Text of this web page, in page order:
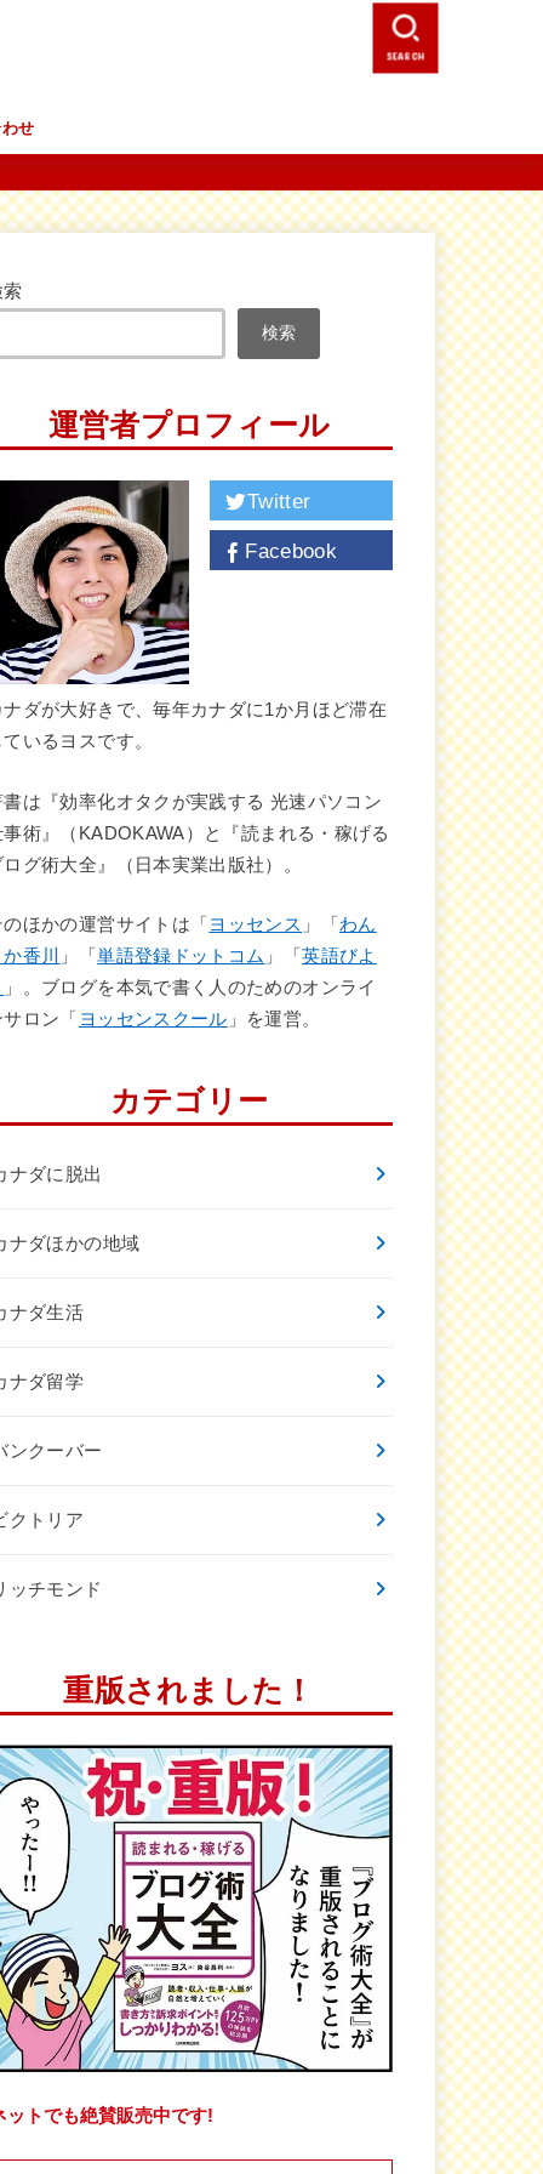
せ
SEARCH
索
検索
運営者プロフィール
Twitter
Facebook
ナダが大好きで、毎年カナダに1か月ほど滞在
いるヨスです。
書は『効率化オタクが実践する 光速パソコン
事術』（KADOKAWA）と『読まれる・稼げる
ログ術大全』（日本実業出版社）。
のほかの運営サイトは「 ヨッセンス 」「 わん
香川
」「単語登録ドットコム 」「英語びよ
」。ブログを本気で書く人のためのオンライ
ロン「 ヨッセンスクール 」を運営。
カテゴリー
ナダに脱出
ナダほかの地域
ナダ生活
ナダ留学
ンクーバー
クトリア
ッチモンド
重版されました！
ットでも絶賛販売中です!